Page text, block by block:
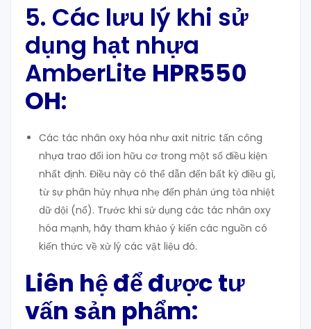
5. Các lưu lý khi sử
dụng hạt nhựa
AmberLite HPR550
OH:
Các tác nhân oxy hóa như axit nitric tấn công
nhựa trao đổi ion hữu cơ trong một số điều kiện
nhất định. Điều này có thể dẫn đến bất kỳ điều gì,
từ sự phân hủy nhựa nhẹ đến phản ứng tỏa nhiệt
dữ dội (nổ). Trước khi sử dụng các tác nhân oxy
hóa mạnh, hãy tham khảo ý kiến các nguồn có
kiến thức về xử lý các vật liệu đó.
Liên hệ để được tư
vấn sản phẩm: